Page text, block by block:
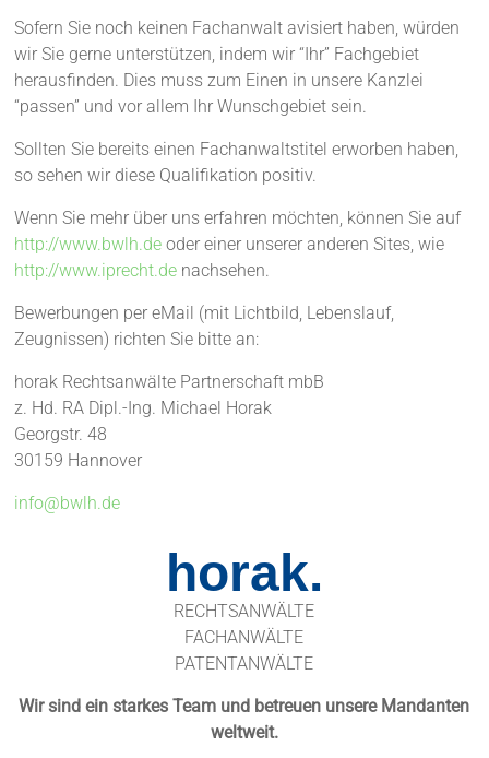
Sofern Sie noch keinen Fachanwalt avisiert haben, würden
wir Sie gerne unterstützen, indem wir “Ihr” Fachgebiet
herausfinden. Dies muss zum Einen in unsere Kanzlei
“passen” und vor allem Ihr Wunschgebiet sein.
Sollten Sie bereits einen Fachanwaltstitel erworben haben,
so sehen wir diese Qualifikation positiv.
Wenn Sie mehr über uns erfahren möchten, können Sie auf
http://www.bwlh.de oder einer unserer anderen Sites, wie
http://www.iprecht.de nachsehen.
Bewerbungen per eMail (mit Lichtbild, Lebenslauf,
Zeugnissen) richten Sie bitte an:
horak Rechtsanwälte Partnerschaft mbB
z. Hd. RA Dipl.-Ing. Michael Horak
Georgstr. 48
30159 Hannover
info@bwlh.de
horak.
RECHTSANWÄLTE
FACHANWÄLTE
PATENTANWÄLTE
Wir sind ein starkes Team und betreuen unsere Mandanten
weltweit.